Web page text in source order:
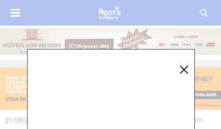
21/08/2025 às 12h40m - Atualizado em 21/08/2025 às 12h55m